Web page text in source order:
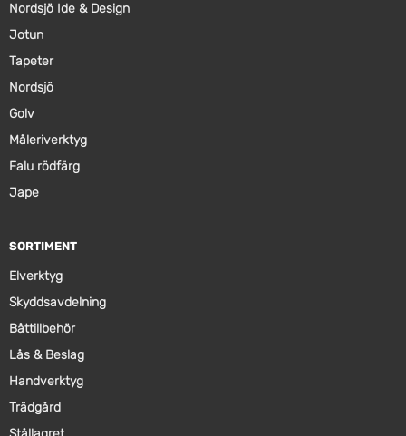
Nordsjö Ide & Design
Jotun
Tapeter
Nordsjö
Golv
Måleriverktyg
Falu rödfärg
Jape
SORTIMENT
Elverktyg
Skyddsavdelning
Båttillbehör
Lås & Beslag
Handverktyg
Trädgård